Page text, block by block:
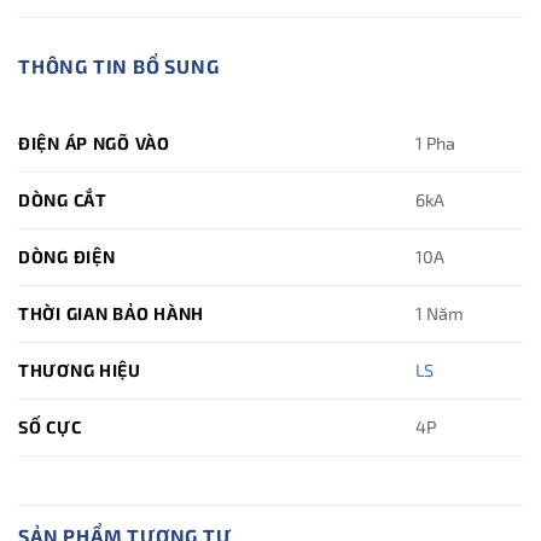
THÔNG TIN BỔ SUNG
ĐIỆN ÁP NGÕ VÀO 1 Pha
DÒNG CẮT 6kA
DÒNG ĐIỆN 10A
THỜI GIAN BẢO HÀNH 1 Năm
THƯƠNG HIỆU LS
SỐ CỰC 4P
SẢN PHẨM TƯƠNG TỰ